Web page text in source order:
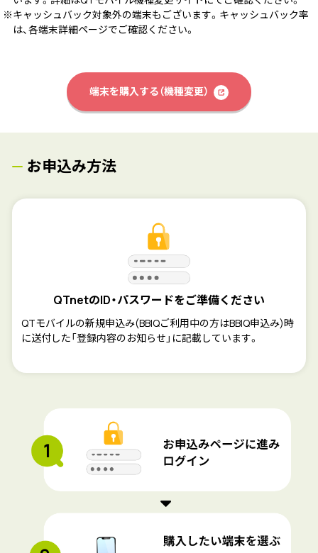
※キャッシュバック対象外の端末もございます。キャッシュバック率
は、各端末詳細ページでご確認ください。
端末を購入する（機種変更）
お申込み方法
QTnetのID・パスワードをご準備ください
QTモバイルの新規申込み(BBIQご利用中の方はBBIQ申込み)時
に送付した「登録内容のお知らせ」に記載しています。